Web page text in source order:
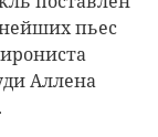
пьес
Аллена